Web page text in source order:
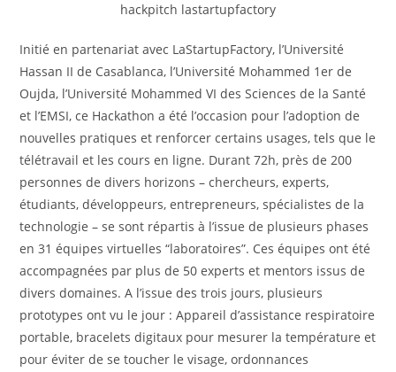
hackpitch lastartupfactory
Initié en partenariat avec LaStartupFactory, l’Université
Hassan II de Casablanca, l’Université Mohammed 1er de
Oujda, l’Université Mohammed VI des Sciences de la Santé
et l’EMSI, ce Hackathon a été l’occasion pour l’adoption de
nouvelles pratiques et renforcer certains usages, tels que le
télétravail et les cours en ligne. Durant 72h, près de 200
personnes de divers horizons – chercheurs, experts,
étudiants, développeurs, entrepreneurs, spécialistes de la
technologie – se sont répartis à l’issue de plusieurs phases
en 31 équipes virtuelles “laboratoires”. Ces équipes ont été
accompagnées par plus de 50 experts et mentors issus de
divers domaines. A l’issue des trois jours, plusieurs
prototypes ont vu le jour : Appareil d’assistance respiratoire
portable, bracelets digitaux pour mesurer la température et
pour éviter de se toucher le visage, ordonnances